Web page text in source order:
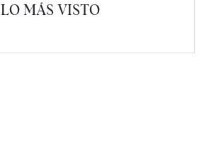
LO MÁS VISTO